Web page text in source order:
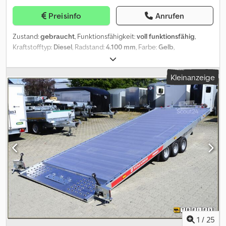
Preisinfo Anrufen
Zustand:gebraucht, Funktionsfähigkeit:voll funktionsfähig,
Kraftstofftyp: Diesel, Radstand:4.100 mm, Farbe:Gelb,
, Emissionsklasse:
Ausstattung:Kran, IVECO EUROTECH 180E27 4x2 - Baujahr 1998
DIESEL/ Euro 2 Km-Stand: 581.450 Schaltgetriebe/ Hubraum: 7685/
kW 196 Gesamtgewicht: 180 q. Nutzlast: 8.180 kg/ Radstand: 4.100
mm Ausstattung: Dodpfxezkgu To Ag Uock - Luftfederung -
Differenzialsperre Aufbau: - KIPPBARER AUFLIEGER, Maße:
4550x2500x H Plattform 1350 mm - Kran BONFIGLIOLI P15000/L 4SI
* Radio Baujahr Kran: 2007
Kleinanzeige
1 / 25